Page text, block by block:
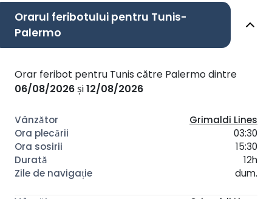
Orarul feribotului pentru Tunis-
Palermo
Orar feribot pentru Tunis către Palermo dintre
06/08/2026și12/08/2026
Grimaldi Lines
03:30
15:30
12h
dum.